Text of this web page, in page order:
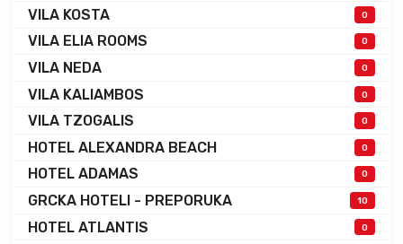
VILA KOSTA 0
VILA ELIA ROOMS 0
VILA NEDA 0
VILA KALIAMBOS 0
VILA TZOGALIS 0
HOTEL ALEXANDRA BEACH 0
HOTEL ADAMAS 0
GRCKA HOTELI - PREPORUKA 10
HOTEL ATLANTIS 0